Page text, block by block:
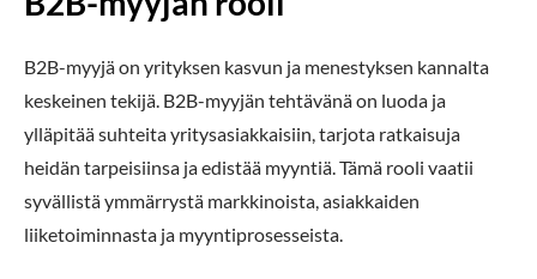
B2B-myyjä on yrityksen kasvun ja menestyksen kannalta
keskeinen tekijä. B2B-myyjän tehtävänä on luoda ja
ylläpitää suhteita yritysasiakkaisiin, tarjota ratkaisuja
heidän tarpeisiinsa ja edistää myyntiä. Tämä rooli vaatii
syvällistä ymmärrystä markkinoista, asiakkaiden
liiketoiminnasta ja myyntiprosesseista.